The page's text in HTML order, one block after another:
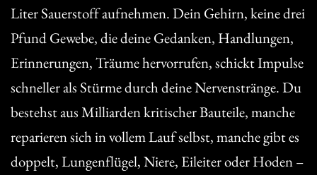
Liter Sauerstoff aufnehmen. Dein Gehirn, keine drei
Pfund Gewebe, die deine Gedanken, Handlungen,
Erinnerungen, Träume hervorrufen, schickt Impulse
schneller als Stürme durch deine Nervenstränge. Du
bestehst aus Milliarden kritischer Bauteile, manche
reparieren sich in vollem Lauf selbst, manche gibt es
doppelt, Lungenflügel, Niere, Eileiter oder Hoden –